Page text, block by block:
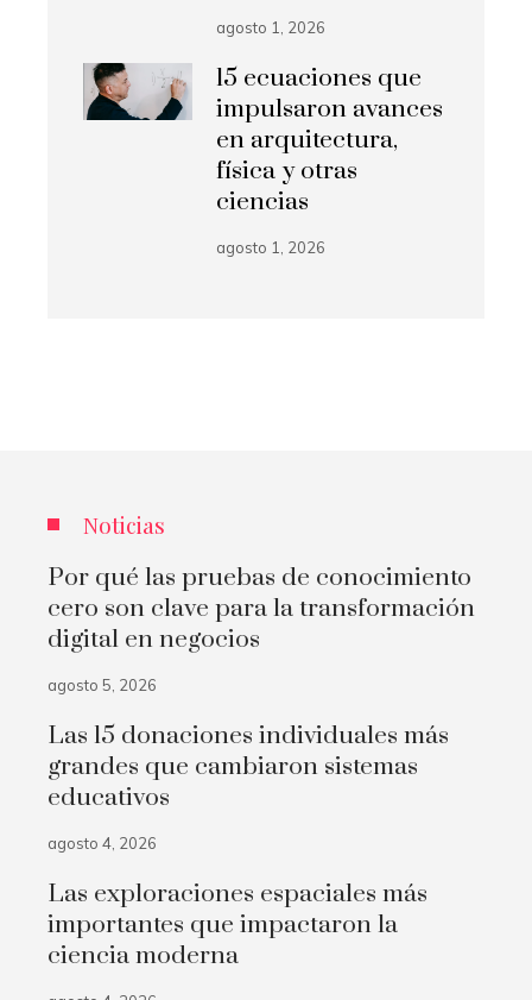
agosto 1, 2026
15 ecuaciones que
impulsaron avances
en arquitectura,
física y otras
ciencias
agosto 1, 2026
Noticias
Por qué las pruebas de conocimiento
cero son clave para la transformación
digital en negocios
agosto 5, 2026
Las 15 donaciones individuales más
grandes que cambiaron sistemas
educativos
agosto 4, 2026
Las exploraciones espaciales más
importantes que impactaron la
ciencia moderna